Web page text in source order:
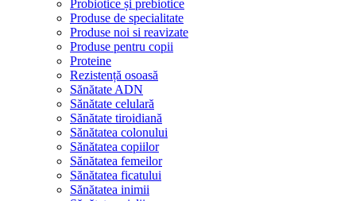
Probiotice și prebiotice
Produse de specialitate
Produse noi si reavizate
Produse pentru copii
Proteine
Rezistență osoasă
Sănătate ADN
Sănătate celulară
Sănătate tiroidiană
Sănătatea colonului
Sănătatea copiilor
Sănătatea femeilor
Sănătatea ficatului
Sănătatea inimii